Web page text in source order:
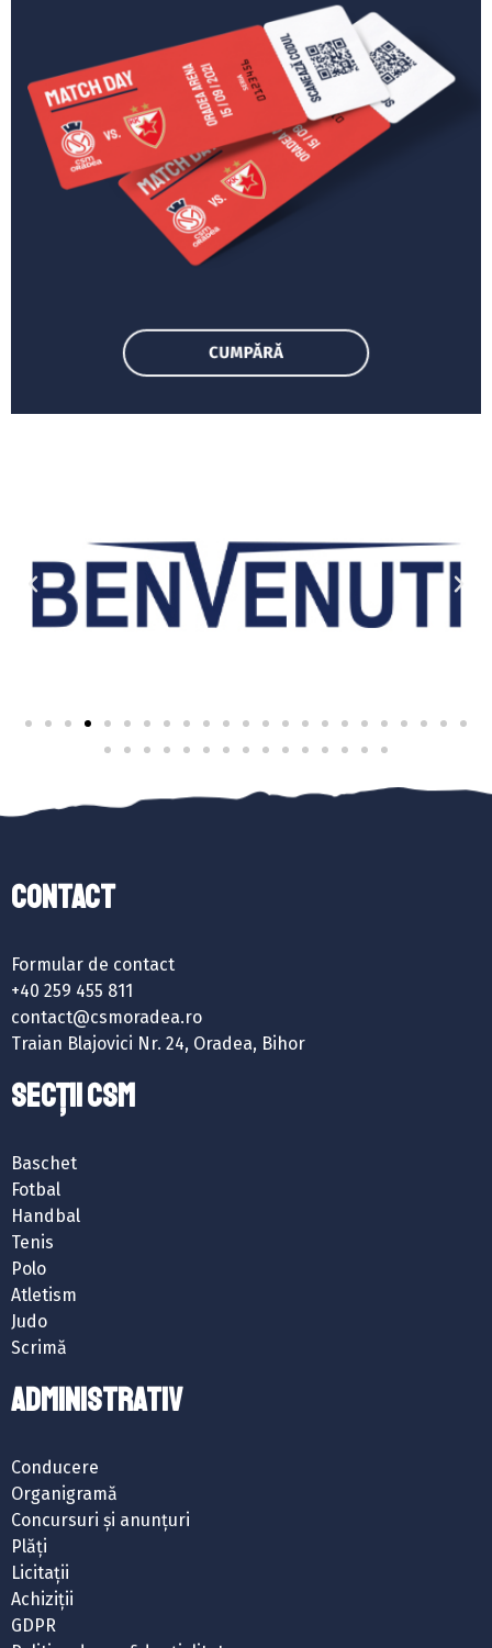
Contact
Formular de contact
+40 259 455 811
contact@csmoradea.ro
Traian Blajovici Nr. 24, Oradea, Bihor
SECȚII CSM
Baschet
Fotbal
Handbal
Tenis
Polo
Atletism
Judo
Scrimă
ADMINISTRATIV
Conducere
Organigramă
Concursuri și anunțuri
Plăți
Licitații
Achiziții
GDPR